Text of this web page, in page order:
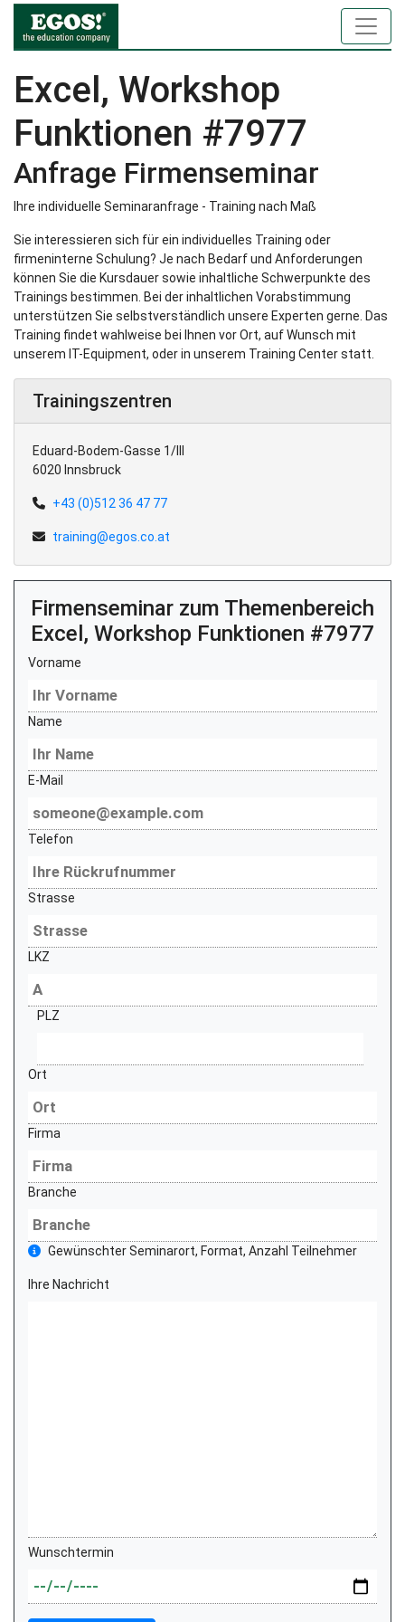
Excel, Workshop
Funktionen #7977
Anfrage Firmenseminar
Ihre individuelle Seminaranfrage - Training nach Maß
Sie interessieren sich für ein individuelles Training oder
firmeninterne Schulung? Je nach Bedarf und Anforderungen
können Sie die Kursdauer sowie inhaltliche Schwerpunkte des
Trainings bestimmen. Bei der inhaltlichen Vorabstimmung
unterstützen Sie selbstverständlich unsere Experten gerne. Das
Training findet wahlweise bei Ihnen vor Ort, auf Wunsch mit
unserem IT-Equipment, oder in unserem Training Center statt.
Trainingszentren
Eduard-Bodem-Gasse 1/III
6020 Innsbruck
+43 (0)512 36 47 77
training@egos.co.at
Firmenseminar zum Themenbereich
Excel, Workshop Funktionen #7977
Vorname
Name
E-Mail
Telefon
Strasse
LKZ
PLZ
Ort
Firma
Branche
Gewünschter Seminarort, Format, Anzahl Teilnehmer
Ihre Nachricht
Wunschtermin